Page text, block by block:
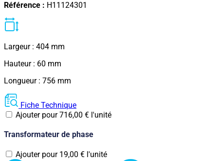
Référence : H11124301
Largeur : 404 mm
Hauteur : 60 mm
Longueur : 756 mm
Fiche Technique
Ajouter pour716,00 € l'unité
Transformateur de phase
Ajouter pour 19,00 € l'unité